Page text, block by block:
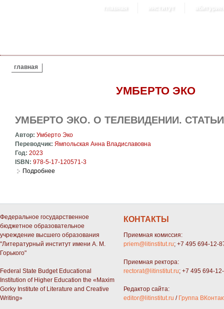
главная институт
ВЫ ЗДЕСЬ
главная
УМБЕРТО ЭКО
УМБЕРТО ЭКО. О ТЕЛЕВИДЕНИИ. СТАТЬИ
Автор: Умберто Эко
Переводчик: Ямпольская Анна Владиславовна
Год: 2023
ISBN: 978-5-17-120571-3
Подробнее
Федеральное государственное
бюджетное образовательное
учреждение высшего образования
"Литературный институт имени А. М.
Горького"
Federal State Budget Educational
Institution of Higher Education the «Maxim
Gorky Institute of Literature and Creative
Writing»
КОНТАКТЫ
Приемная комиссия:
priem@litinstitut.ru; +7 495 694-12-
Приемная ректора:
rectorat@litinstitut.ru; +7 495 694-
Редактор сайта:
editor@litinstitut.ru / Группа